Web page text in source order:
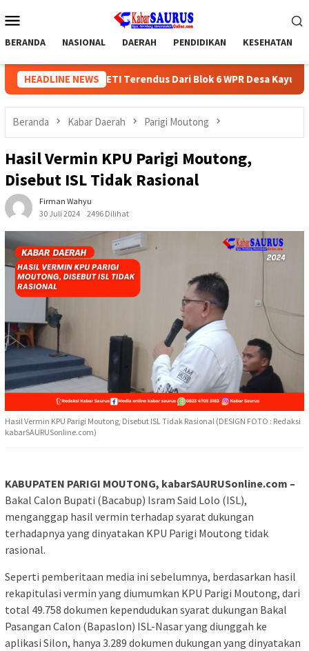
ke
Mobile
BERANDA NASIONAL DAERAH PENDIDIKAN KESEHATAN
HEADLINE NEWS
PETI Terendus Dari Blok 6 WPR Desa Kayuboko?
Beranda Kabar Daerah Parigi Moutong
Hasil Vermin KPU Parigi Moutong,
Disebut ISL Tidak Rasional
Firman Wahyu
30 Juli 2024
2496 Dilihat
Hasil Vermin KPU Parigi Moutong, Disebut ISL Tidak Rasional (DESIGN FOTO : Redaksi
kabarSAURUSonline.com)
KABUPATEN PARIGI MOUTONG, kabarSAURUSonline.com –
Bakal Calon Bupati (Bacabup) Isram Said Lolo (ISL),
menganggap hasil vermin terhadap syarat dukungan
terhadapnya yang dinyatakan KPU Parigi Moutong tidak
rasional.
Seperti pemberitaan media ini sebelumnya, berdasarkan hasil
rekapitulasi vermin yang diumumkan KPU Parigi Moutong, dari
total 49.758 dokumen kependudukan syarat dukungan Bakal
Pasangan Calon (Bapaslon) ISL-Nasar yang diunggah ke
aplikasi Silon, hanya 3.289 dokumen dukungan yang dinyatakan